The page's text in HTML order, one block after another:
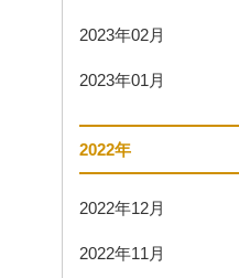
2023年02月
2023年01月
2022年
2022年12月
2022年11月